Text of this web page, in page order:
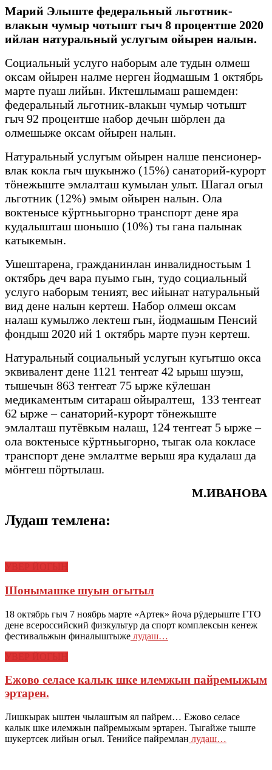
Марий Элыште федеральный льготник-
влакын чумыр чотышт гыч 8 процентше 2020
ийлан натуральный услугым ойырен налын.
Социальный услуго наборым але тудын олмеш
оксам ойырен налме нерген йодмашым 1 октябрь
марте пуаш лийын. Иктешлымаш рашемден:
федеральный льготник-влакын чумыр чотышт
гыч 92 процентше набор дечын шӧрлен да
олмешыже оксам ойырен налын.
Натуральный услугым ойырен налше пенсионер-
влак кокла гыч шукынжо (15%) санаторий-курорт
тӧнежыште эмлалташ кумылан улыт. Шагал огыл
льготник (12%) эмым ойырен налын. Ола
воктенысе кӱртньыгорно транспорт дене яра
кудалышташ шонышо (10%) ты гана палынак
катыкемын.
Ушештарена, гражданинлан инвалидностьым 1
октябрь деч вара пуымо гын, тудо социальный
услуго наборым теният, вес ийынат натуральный
вид дене налын кертеш. Набор олмеш оксам
налаш кумылжо лектеш гын, йодмашым Пенсий
фондыш 2020 ий 1 октябрь марте пуэн кертеш.
Натуральный социальный услугын кугытшо окса
эквивалент дене 1121 теҥгеат 42 ырыш шуэш,
тышечын 863 теҥгеат 75 ырже кӱлешан
медикаментым ситараш ойыралтеш, 133 теҥгеат
62 ырже – санаторий-курорт тӧнежыште
эмлалташ путёвкым налаш, 124 теҥгеат 5 ырже –
ола воктенысе кӱртньыгорно, тыгак ола кокласе
транспорт дене эмлалтме верыш яра кудалаш да
мӧҥгеш пӧртылаш.
М.ИВАНОВА
Лудаш темлена:
Шонымашке шуын огытыл
18 октябрь гыч 7 ноябрь марте «Артек» йоча рӱдерыште ГТО
дене всероссийский физкультур да спорт комплексын кеҥеж
фестивальжын финалыштыже лудаш…
Ежово селасе калык шке илемжын пайремыжым
эртарен.
Лишкырак ыштен чылаштым ял пайрем… Ежово селасе
калык шке илемжын пайремыжым эртарен. Тыгайже тыште
шукертсек лийын огыл. Тенийсе пайремлан лудаш…